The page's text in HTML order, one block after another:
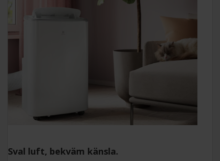
Sval luft, bekväm känsla.